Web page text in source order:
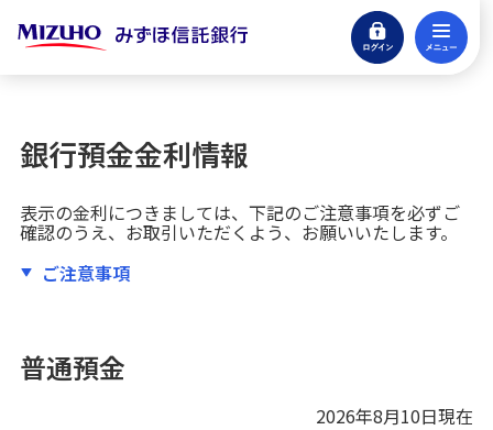
ログイン
閉じる
貯める・増やす
銀行預金・投資信託
引き継ぐ・遺す
信託商品・遺言整理
アパートローン
銀行預金金利情報
表示の金利につきましては、下記のご注意事項を必ずご
確認のうえ、お取引いただくよう、お願いいたします。
ご注意事項
普通預金
2026年8月10日現在